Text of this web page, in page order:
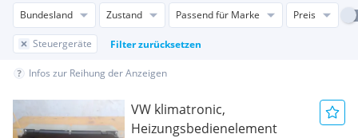
Bundesland Zustand Passend für Marke Preis
Steuergeräte Filter zurücksetzen
Infos zur Reihung der Anzeigen
VW klimatronic,
Heizungsbedienelement